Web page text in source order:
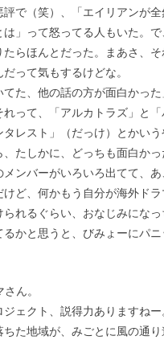
評で（笑）、「エイリアンが
は」って怒ってる人もいた。で
たらほんとだった。まあさ、
って気もするけどな。
てた、他の話の方が面白かっ
れって、「アルカトラズ」と
タレスト」（だっけ）とかいう
たしかに、どっちも面白かっ
メンバーがいろいろ出てて、
けど、何かもう自分が海外ド
られるぐらい、おなじみになっ
るかと思うと、びみょーにパ
ん。
ジェクト、説得力ありますね
た地域が、みごとに風の通り